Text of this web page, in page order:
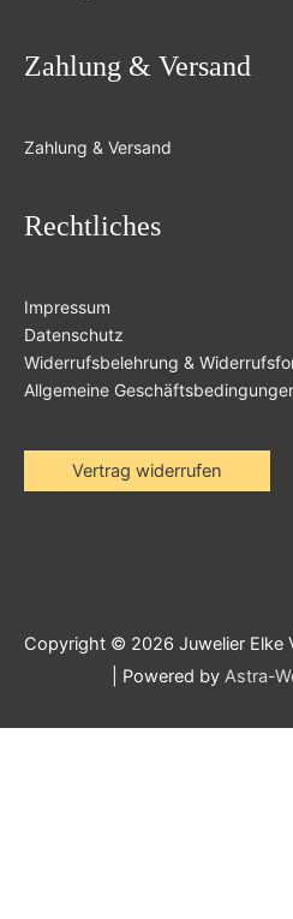
Zahlung & Versand
Zahlung & Versand
Rechtliches
Impressum
Datenschutz
Widerrufsbelehrung &
Allgemeine
Vertrag widerrufen
Copyright © 2026 Juwelier Elke
| Powered by Astra-